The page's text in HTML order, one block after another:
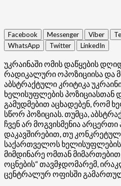
Facebook Messenger Viber
WhatsApp
Twitter LinkedIn
უკრაინაში ომის დაწყების
რადიკალური ოპოზიციისა და
აბსტრაქტული კრიტიკა
ხელისუფლების პოზიციასთან
გამუდმებით აცხადებენ, რომ
სწორ პოზიციას. თუმცა,
ჩვენ არ მოგვისმენია არცერთი
დაკავშირებით, თუ
საქართველოს ხელისუფლების
მიმდინარე ომთან
ოცნების“ თავმჯდომარემ,
ცენტრალურ ოფისში